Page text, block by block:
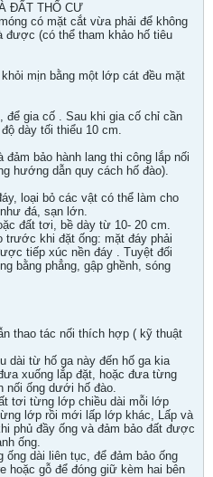
ĐẤT THỔ CƯ
có mặt cắt vừa phải để không
được (có thể tham khảo hố tiêu
mịn bằng một lớp cát đều mặt
để gia cố . Sau khi gia cố chỉ cần
dày tối thiểu 10 cm.
bảo hành lang thi công lắp nối
hướng dẫn quy cách hố đào).
loại bỏ các vật có thể làm cho
đá, sạn lớn.
đất tơi, bề dày từ 10- 20 cm.
trước khi đặt ống: mặt đáy phải
tiếp xúc nền đáy . Tuyệt đối
bằng phẳng, gập ghềnh, sóng
thao tác nối thích hợp ( kỹ thuật
dài từ hố ga này đến hố ga kia
xuống lắp đặt, hoặc đưa từng
nối ống dưới hố đào.
tơi từng lớp chiều dài mỗi lớp
lớp rồi mới lấp lớp khác, Lấp và
phủ đầy ống và đảm bảo đất được
ống.
dài liên tục, để đảm bảo ống
hoặc gỗ để đóng giữ kèm hai bên